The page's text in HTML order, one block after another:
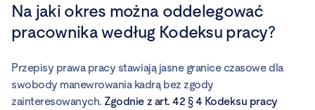
Na jaki okres można oddelegować
pracownika według Kodeksu pracy?
Przepisy prawa pracy stawiają jasne granice czasowe dla
swobody manewrowania kadrą bez zgody
zainteresowanych. Zgodnie z art. 42 § 4 Kodeksu pracy